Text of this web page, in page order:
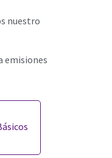
nuestro
emisiones